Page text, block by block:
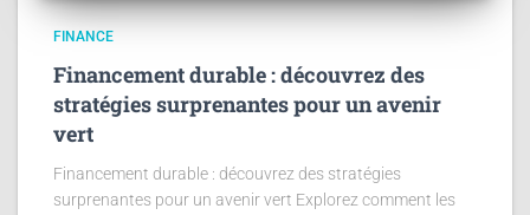
FINANCE
Financement durable : découvrez des
stratégies surprenantes pour un avenir
vert
Financement durable : découvrez des stratégies
surprenantes pour un avenir vert Explorez comment les